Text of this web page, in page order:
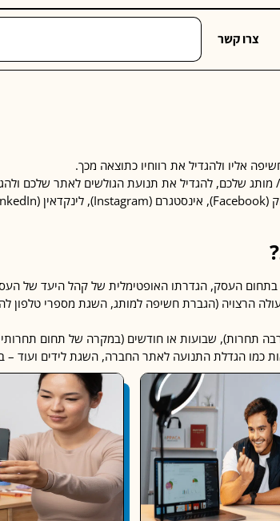
צרו קשר
אליו ולהגדיל את רווחיו כתוצאה מכך.
שלכם, להגדיל את תנועת הגולשים לאתר שלכם
העסק, הגדרתו האופטימלית של קהל היעד של
הרצויה (הגברת חשיפה למותג, השגת מספרי טלפון
תחרות), שבועות או חודשים (במקרה של תחום
כמו הגדלת התנועה לאתר החברה, השגת לידים ועוד –